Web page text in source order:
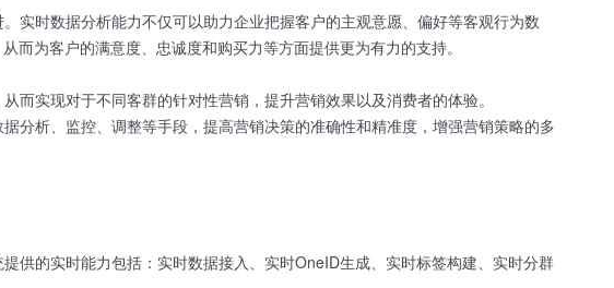
实时数据分析能力不仅可以助力企业把握客户的主观意愿、偏好等客观行为数
为客户的满意度、忠诚度和购买力等方面提供更为有力的支持。
实现对于不同客群的针对性营销，提升营销效果以及消费者的体验。
分析、监控、调整等手段，提高营销决策的准确性和精准度，增强营销策略的多
供的实时能力包括：实时数据接入、实时OneID生成、实时标签构建、实时分群